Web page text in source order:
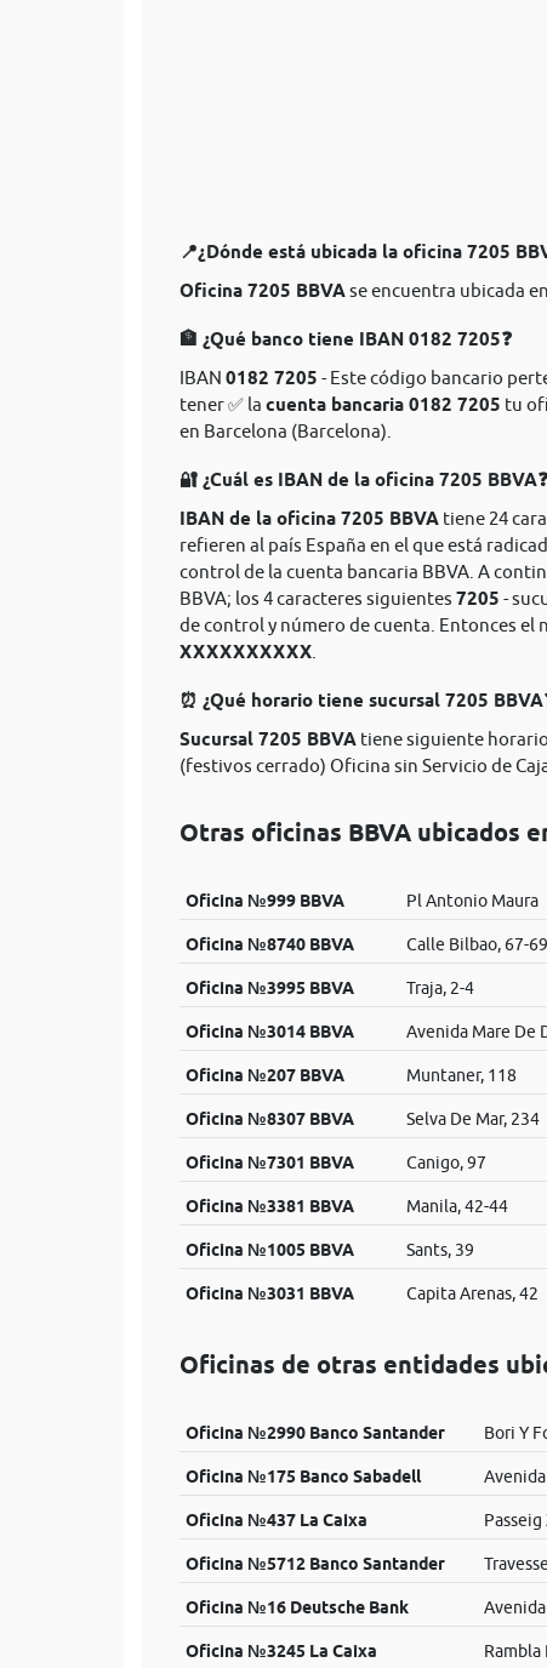
📍¿Dónde está ubicada la oficina 7205
Oficina 7205 BBVAse encuentra ubicada
🏦 ¿Qué banco tiene IBAN 0182 7205❓
IBAN 0182 7205 - Este código bancario
tener ✅ la cuenta bancaria 0182 7205 tu
en Barcelona (Barcelona).
🔐 ¿Cuál es IBAN de la oficina 7205 BBVA❓
IBAN de la oficina 7205 BBVA tiene 24
refieren al país España en el que está
control de la cuenta bancaria BBVA. A
BBVA; los 4 caracteres siguientes 7205 -
de control y número de cuenta. Entonces el
XXXXXXXXXX
⏰ ¿Qué horario tiene sucursal 7205
Sucursal 7205 BBVA tiene siguiente
(festivos cerrado) Oficina sin Servicio de
Otras oficinas BBVA ubicados
Oficina №999 BBVA Pl Antonio Maura
Oficina №8740 BBVA Calle Bilbao, 67-69
Oficina №3995 BBVA Traja, 2-4
Oficina №3014 BBVA Avenida Mare De
Oficina №207 BBVA Muntaner, 118
Oficina №8307 BBVA Selva De Mar, 234
Oficina №7301 BBVA Canigo, 97
Oficina №3381 BBVA Manila, 42-44
Oficina №1005 BBVA Sants, 39
Oficina №3031 BBVA Capita Arenas, 42
Oficinas de otras entidades
Oficina №2990 Banco Santander Bori Y
Oficina №175 Banco Sabadell
Oficina №437 La Caixa Passeig
Oficina №5712 Banco Santander
Oficina №16 Deutsche Bank
Oficina №3245 La Caixa Rambla